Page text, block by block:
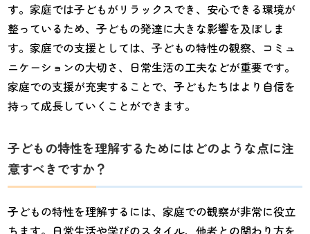
す。家庭では子どもがリラックスでき、安心できる環境が
整っているため、子どもの発達に大きな影響を及ぼしま
す。家庭での支援としては、子どもの特性の観察、コミュ
ニケーションの大切さ、日常生活の工夫などが重要です。
家庭での支援が充実することで、子どもたちはより自信を
持って成長していくことができます。
子どもの特性を理解するためにはどのような点に注
意すべきですか？
子どもの特性を理解するには、家庭での観察が非常に役立
ちます。日常生活や学びのスタイル、他者との関わり方を